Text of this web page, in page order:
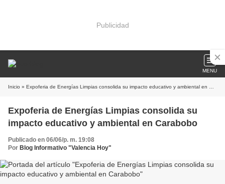
Publicidad
MENU
Inicio » Expoferia de Energías Limpias consolida su impacto educativo y ambiental en Carabobo
Expoferia de Energías Limpias consolida su
impacto educativo y ambiental en Carabobo
Publicado en 06/06/p. m. 19:08
Por Blog Informativo "Valencia Hoy"